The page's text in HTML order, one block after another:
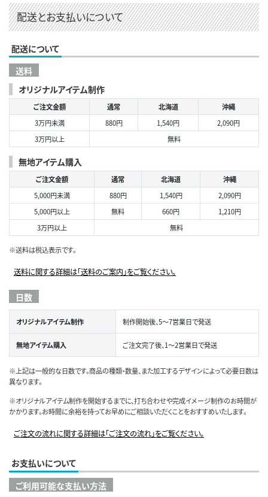
配送とお支払いについて
配送について
送料
オリジナルアイテム制作
ご注文金額 通常 北海道
沖縄
3万円未満
880円 1,540円
2,090円
3万円以上
無料
無地アイテム購入
ご注文金額 通常 北海道
沖縄
5,000円未満
880円 1,540円
2,090円
5,000円以上
無料 660円
1,210円
3万円以上
無料
※送料は税込表示です。
送料に関する詳細は「送料のご案内」をご覧ください。
日数
オリジナルアイテム制作 制作開始後、5～7営業日で発送
無地アイテム購入 ご注文完了後、1～2営業日で発送
※上記は一般的な日数です。商品の種類・数量、また加工するデザインによって必要日数は
異なります。
※オリジナルアイテム制作を開始するまでに、打ち合わせや完成イメージ制作のお時間が
かかります。お時間に余裕を持ってお早めにご相談いただくことをおすすめいたします。
ご注文の流れに関する詳細は「ご注文の流れ」をご覧ください。
お支払いについて
ご利用可能な支払い方法